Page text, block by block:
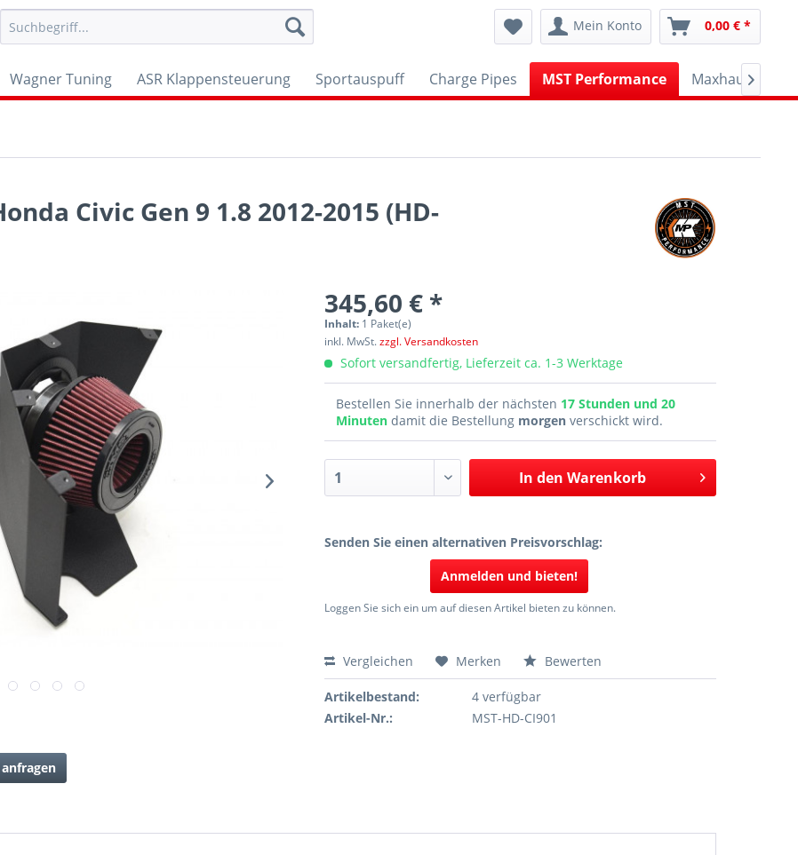
Mein Konto 0,00 € *
Wagner Tuning ASR Klappensteuerung Sportauspuff Charge Pipes MST Performance Maxhaust

Civic Gen 9 1.8 2012-2015 (HD-
345,60 € *
Inhalt: 1 Paket(e)
inkl. MwSt.zzgl. Versandkosten
Sofort versandfertig, Lieferzeit ca. 1-3 Werktage
Bestellen Sie innerhalb der nächsten 17 Stunden und 20
Minutendamit die Bestellung morgen verschickt wird.
In den Warenkorb
Senden Sie einen alternativen Preisvorschlag:
Anmelden und bieten!
Loggen Sie sich ein um auf diesen Artikel bieten zu können.
Vergleichen Merken Bewerten
Artikelbestand:
4 verfügbar
Artikel-Nr.:
MST-HD-CI901